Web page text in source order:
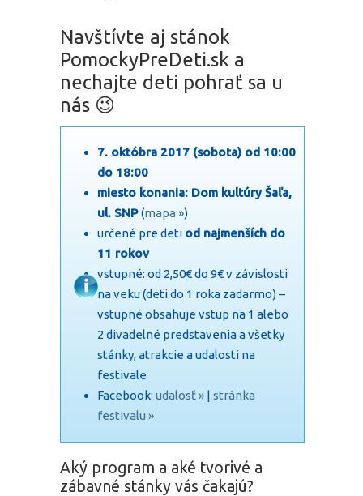
Navštívte aj stánok
PomockyPreDeti.sk a
nechajte deti pohrať sa u
nás 😉
7. októbra 2017 (sobota) od 10:00
do 18:00
miesto konania: Dom kultúry Šaľa,
ul. SNP(mapa »)
určené pre deti od najmenších do
11 rokov
vstupné: od 2,50€ do 9€ v závislosti
na veku (deti do 1 roka zadarmo) –
vstupné obsahuje vstup na 1 alebo
2 divadelné predstavenia a všetky
stánky, atrakcie a udalosti na
festivale
Facebook: udalosť » | stránka
festivalu »
Aký program a aké tvorivé a
zábavné stánky vás čakajú?